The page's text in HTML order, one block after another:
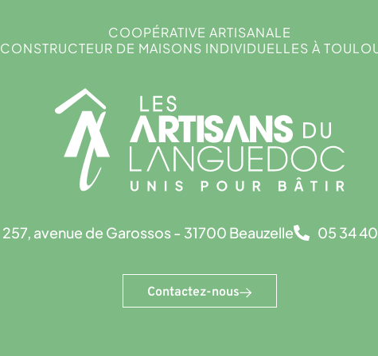
COOPÉRATIVE ARTISANALE
CONSTRUCTEUR DE MAISONS INDIVIDUELLES À
257, avenue de Garossos - 31700 Beauzelle 05 34
Contactez-nous